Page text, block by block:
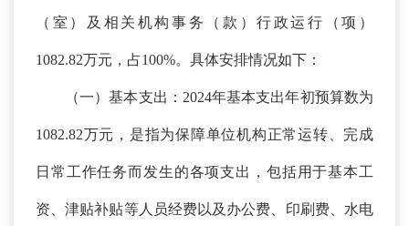
（室）及相关机构事务（款）行政运行（项）
1082.82万元，占100%。具体安排情况如下：
（一）基本支出： 2024年基本支出年初预算数为
1082.82万元，是指为保障单位机构正常运转、完成
日常工作任务而发生的各项支出，包括用于基本工
资、津贴补贴等人员经费以及办公费、印刷费、水电